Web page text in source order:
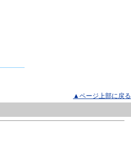
▲ページ上部に戻る